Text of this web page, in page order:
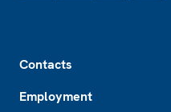
Contacts
Employment